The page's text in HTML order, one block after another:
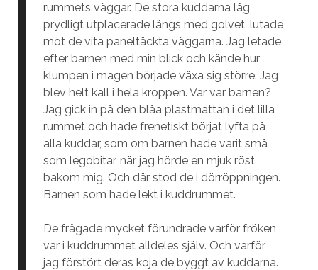
rummets väggar. De stora kuddarna låg
prydligt utplacerade längs med golvet, lutade
mot de vita paneltäckta väggarna. Jag letade
efter barnen med min blick och kände hur
klumpen i magen började växa sig större. Jag
blev helt kall i hela kroppen. Var var barnen?
Jag gick in på den blåa plastmattan i det lilla
rummet och hade frenetiskt börjat lyfta på
alla kuddar, som om barnen hade varit små
som legobitar, när jag hörde en mjuk röst
bakom mig. Och där stod de i dörröppningen.
Barnen som hade lekt i kuddrummet.
De frågade mycket förundrade varför fröken
var i kuddrummet alldeles själv. Och varför
jag förstört deras koja de byggt av kuddarna.